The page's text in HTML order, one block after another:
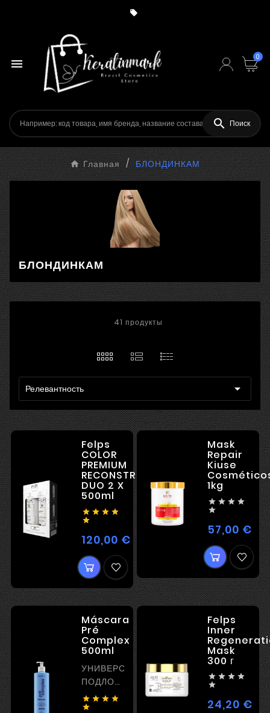

 0
 Поиск
Главная БЛОНДИНКАМ
БЛОНДИНКАМ
41 продукты
Релевантность 
Felps
COLOR
PREMIUM
RECONSTRUCTION
DUO 2 X
500ml
   

120,00 €Цена
Mask
Repair
Kiuse
1kg
   

57,00 €
Máscara
Pré
Complex
500ml
УНИВЕРСАЛЬНАЯ
ПОДЛОЖКА
РЕКОНСТУКТОР
   

Felps
Inner
Mask
300 г
   

24,20 €